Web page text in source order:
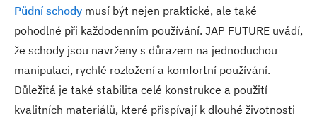
Půdní schody musí být nejen praktické, ale také
pohodlné při každodenním používání. JAP FUTURE uvádí,
že schody jsou navrženy s důrazem na jednoduchou
manipulaci, rychlé rozložení a komfortní používání.
Důležitá je také stabilita celé konstrukce a použití
kvalitních materiálů, které přispívají k dlouhé životnosti